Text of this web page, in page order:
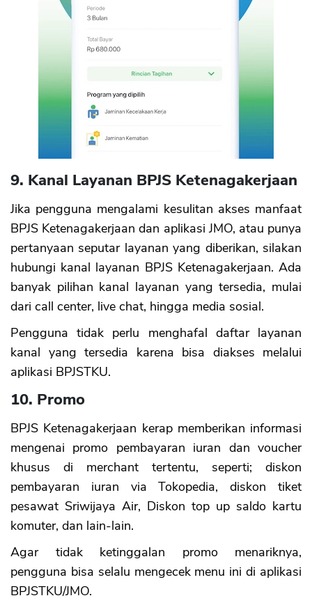
9. Kanal Layanan BPJS Ketenagakerjaan
Jika pengguna mengalami kesulitan akses manfaat
BPJS Ketenagakerjaan dan aplikasi JMO, atau punya
pertanyaan seputar layanan yang diberikan, silakan
hubungi kanal layanan BPJS Ketenagakerjaan. Ada
banyak pilihan kanal layanan yang tersedia, mulai
dari call center, live chat, hingga media sosial.
Pengguna tidak perlu menghafal daftar layanan
kanal yang tersedia karena bisa diakses melalui
aplikasi BPJSTKU.
10. Promo
BPJS Ketenagakerjaan kerap memberikan informasi
mengenai promo pembayaran iuran dan voucher
khusus di merchant tertentu, seperti; diskon
pembayaran iuran via Tokopedia, diskon tiket
pesawat Sriwijaya Air, Diskon top up saldo kartu
komuter, dan lain-lain.
Agar tidak ketinggalan promo menariknya,
pengguna bisa selalu mengecek menu ini di aplikasi
BPJSTKU/JMO.